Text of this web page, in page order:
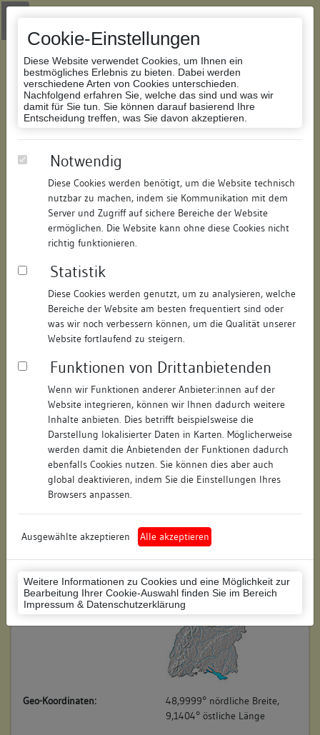
Cookie-Einstellungen
Diese Website verwendet Cookies, um Ihnen ein
bestmögliches Erlebnis zu bieten. Dabei werden
verschiedene Arten von Cookies unterschieden.
Nachfolgend erfahren Sie, welche das sind und was wir
damit für Sie tun. Sie können darauf basierend Ihre
Entscheidung treffen, was Sie davon akzeptieren.
Notwendig
Diese Cookies werden benötigt, um die Website technisch
nutzbar zu machen, indem sie Kommunikation mit dem
Server und Zugriff auf sichere Bereiche der Website
ermöglichen. Die Website kann ohne diese Cookies nicht
richtig funktionieren.
Statistik
Diese Cookies werden genutzt, um zu analysieren, welche
Bereiche der Website am besten frequentiert sind oder
was wir noch verbessern können, um die Qualität unserer
Website fortlaufend zu steigern.
Funktionen von Drittanbietenden
Wenn wir Funktionen anderer Anbieter:innen auf der
Website integrieren, können wir Ihnen dadurch weitere
Inhalte anbieten. Dies betrifft beispielsweise die
Darstellung lokalisierter Daten in Karten. Möglicherweise
werden damit die Anbietenden der Funktionen dadurch
ebenfalls Cookies nutzen. Sie können dies aber auch
global deaktivieren, indem Sie die Einstellungen Ihres
Browsers anpassen.
Ausgewählte akzeptieren Alle akzeptieren
Weitere Informationen zu Cookies und eine Möglichkeit zur
Bearbeitung Ihrer Cookie-Auswahl finden Sie im Bereich
Impressum & Datenschutzerklärung
Zur Navigation springen
Zum Inhalt der Website springen
Datenbank Bauforschung/Restaurierung
158022080517/Datum:04.05.2016
Datenbestand:
Bauforschung und Restaurierung
Als PDF herunterladen:
Objektdaten
Straße: Hauptstraße
Hausnummer: 23
Postleitzahl: 74354
Stadt-Teilort: Besigheim
Regierungsbezirk: Stuttgart
Ludwigsburg (Landkreis)
Wohnplatzschlüssel: 8118007001
Flurstücknummer: keine
Historischer Straßenname: keiner
Lage des Wohnplatzes:
Geo-Koordinaten:
48,9999° nördliche Breite,
9,1404° östliche Länge